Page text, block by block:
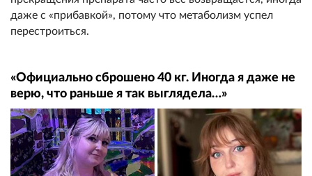
даже с «прибавкой», потому что метаболизм успел
перестроиться.
«Официально сброшено 40 кг. Иногда я даже не
верю, что раньше я так выглядела…»